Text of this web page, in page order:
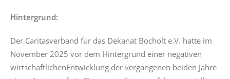
Hintergrund:
Der Caritasverband für das Dekanat Bocholt e.V. hatte im
November 2025 vor dem Hintergrund einer negativen
wirtschaftlichenEntwicklung der vergangenen beiden Jahre